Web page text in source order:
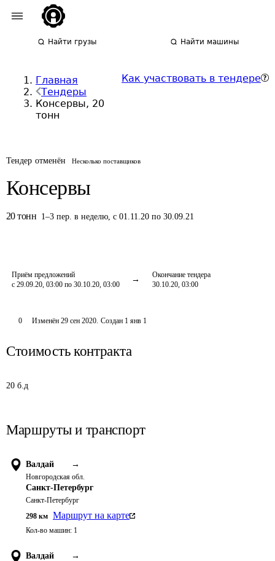
Найти грузы Найти машины
Главная
Тендеры
Консервы, 20
тонн
Как участвовать в тендере
Тендер отменён Несколько поставщиков
Консервы
20 тонн 1–3 пер. в неделю,с 01.11.20 по 30.09.21
Приём предложений
с 29.09.20, 03:00 по 30.10.20, 03:00
Окончание тендера
30.10.20, 03:00
0 Изменён 29 сен 2020. Создан 1 янв 1
Стоимость контракта
20 б.д
Маршруты и транспорт
Валдай →
Новгородская обл.
Санкт-Петербург
Санкт-Петербург
298 км Маршрут на карте
Кол-во машин: 1
Валдай →